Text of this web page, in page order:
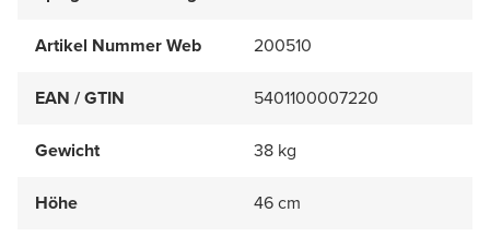
Artikel Nummer Web 200510
EAN / GTIN 5401100007220
Gewicht 38 kg
Höhe 46 cm